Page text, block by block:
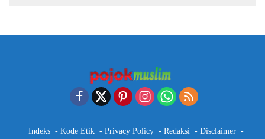
Indeks Kode Etik Privacy Policy Redaksi Disclaimer